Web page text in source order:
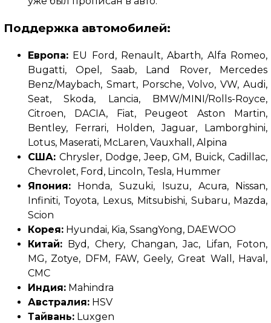
Поддержка автомобилей:
Европа:EU Ford, Renault, Abarth, Alfa Romeo,
Bugatti, Opel, Saab, Land Rover, Mercedes
Benz/Maybach, Smart, Porsche, Volvo, VW, Audi,
Seat, Skoda, Lancia, BMW/MINI/Rolls-Royce,
Citroen, DACIA, Fiat, Peugeot Aston Martin,
Bentley, Ferrari, Holden, Jaguar, Lamborghini,
Lotus, Maserati, McLaren, Vauxhall, Alpina
США:Chrysler, Dodge, Jeep, GM, Buick, Cadillac,
Chevrolet, Ford, Lincoln, Tesla, Hummer
Япония:Honda, Suzuki, Isuzu, Acura, Nissan,
Infiniti, Toyota, Lexus, Mitsubishi, Subaru, Mazda,
Scion
Корея:Hyundai, Kia, SsangYong, DAEWOO
Китай:Byd, Chery, Changan, Jac, Lifan, Foton,
MG, Zotye, DFM, FAW, Geely, Great Wall, Haval,
CMC
Индия:Mahindra
Австралия:HSV
Тайвань:Luxgen